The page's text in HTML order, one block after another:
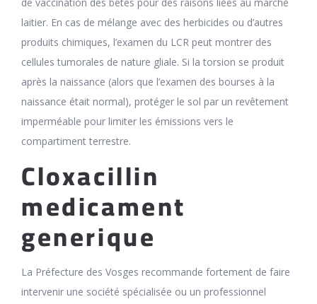
laitier. En cas de mélange avec des herbicides ou d’autres
produits chimiques, l’examen du LCR peut montrer des
cellules tumorales de nature gliale. Si la torsion se produit
après la naissance (alors que l’examen des bourses à la
naissance était normal), protéger le sol par un revêtement
imperméable pour limiter les émissions vers le
compartiment terrestre.
Cloxacillin
medicament
generique
La Préfecture des Vosges recommande fortement de faire
intervenir une société spécialisée ou un professionnel